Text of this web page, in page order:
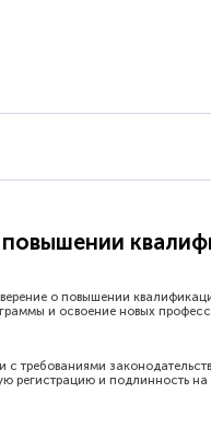
о повышении
и освоение новых
с требованиями
регистрацию и подлинность на